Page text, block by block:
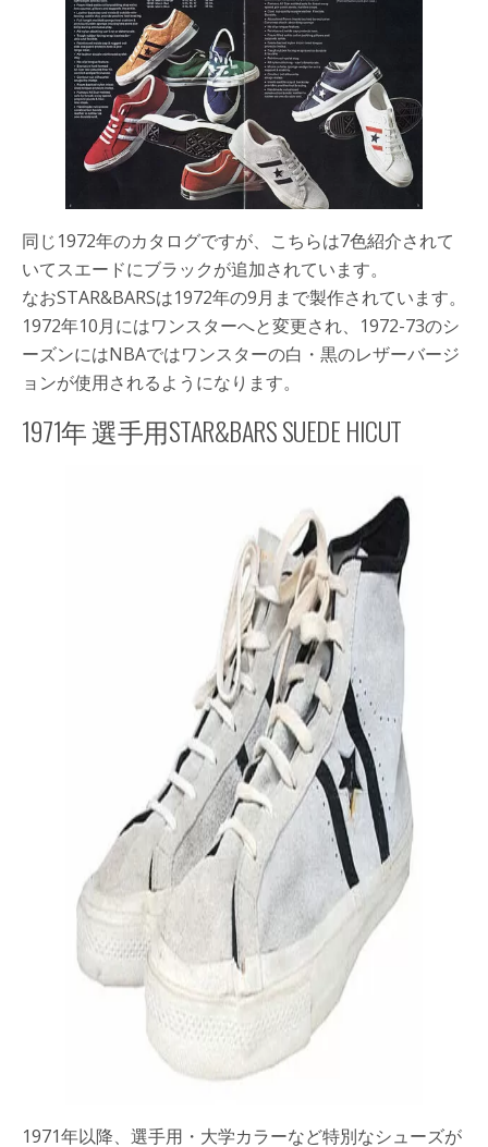
同じ1972年のカタログですが、こちらは7色紹介されて
いてスエードにブラックが追加されています。
なおSTAR&BARSは1972年の9月まで製作されています。
1972年10月にはワンスターへと変更され、1972-73のシ
ーズンにはNBAではワンスターの白・黒のレザーバージ
ョンが使用されるようになります。
1971年 選手用STAR&BARS SUEDE HICUT
1971年以降、選手用・大学カラーなど特別なシューズが